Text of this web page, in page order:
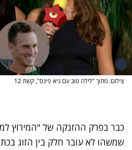
צילום: מתוך "לילה טוב עם גיא פינס", קשת 12
כבר בפרק ההזנקה של "המירוץ
שמשהו לא עובר חלק בין הזוג